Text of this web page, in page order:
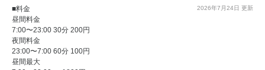
2026年7月24日 更新
■料金
昼間料金
7:00〜23:00 30分 200円
夜間料金
23:00〜7:00 60分 100円
昼間最大